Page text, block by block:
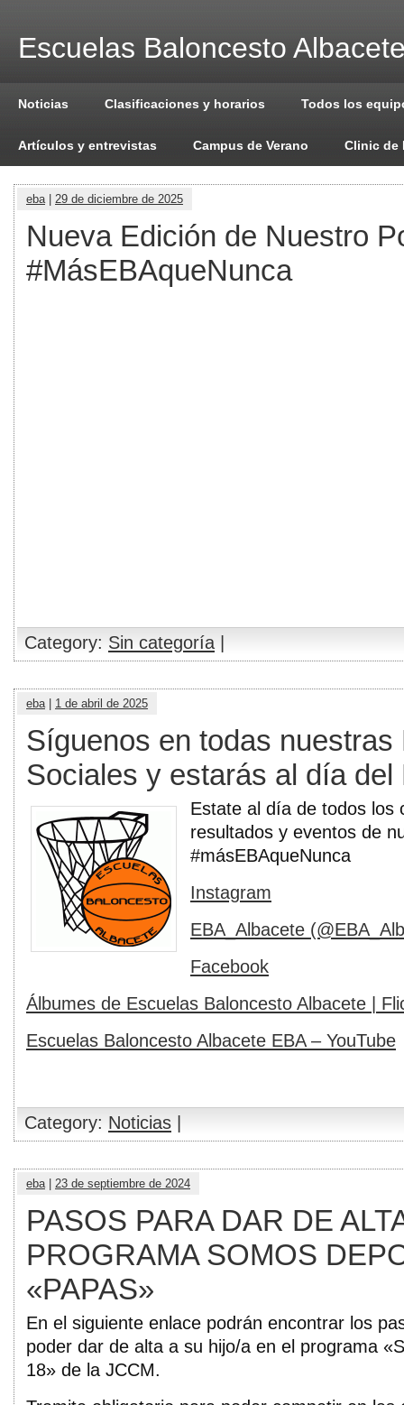
Escuelas Baloncesto
Noticias Clasificaciones y horarios Todos los
Artículos y entrevistas Campus de Verano Clinic de
eba| 29 de diciembre de 2025
Nueva Edición de Nuestro
#MásEBAqueNunca
Category: Sin categoría
eba| 1 de abril de 2025
Síguenos en todas nuestras
Sociales y estarás al día del
Estate al día de todos los
resultados y eventos de
#másEBAqueNunca
Instagram
EBA_Albacete
Facebook
Álbumes de Escuelas Baloncesto Albacete |
Escuelas Baloncesto Albacete EBA – YouTube
Category: Noticias
eba| 23 de septiembre de 2024
PASOS PARA DAR DE
PROGRAMA SOMOS
«PAPAS»
En el siguiente enlace podrán encontrar los
poder dar de alta a su hijo/a en el programa
18» de la JCCM.